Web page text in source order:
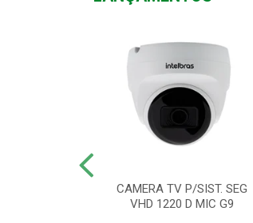
CAMERA TV P/SIST. SEG
VHD 1220 D MIC G9